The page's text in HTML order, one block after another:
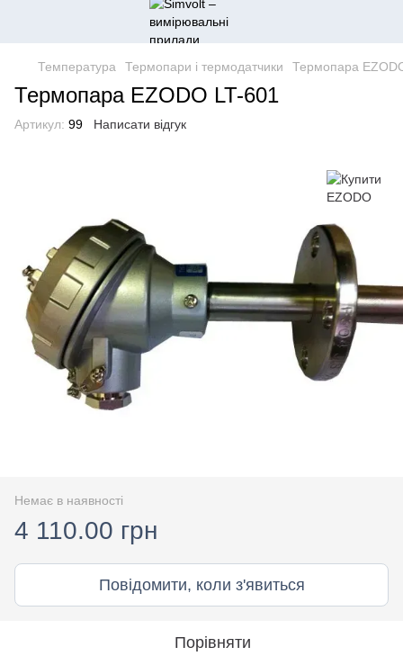
Температура Термопари і термодатчики Термопара
Термопара EZODO LT-601
Артикул: 99 Написати відгук
Немає в наявності
4 110.00 грн
Повідомити, коли з'явиться
Порівняти